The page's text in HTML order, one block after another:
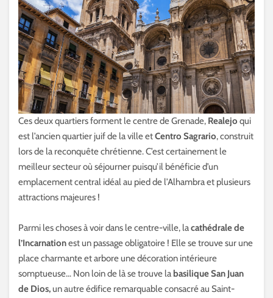
Ces deux quartiers forment le centre de Grenade, Realejo qui
est l’ancien quartier juif de la ville etCentro Sagrario, construit
lors de la reconquête chrétienne. C’est certainement le
meilleur secteur où séjourner puisqu’il bénéficie d’un
emplacement central idéal au pied de l’Alhambra et plusieurs
attractions majeures !
Parmi les choses à voir dans le centre-ville, lacathédrale de
l’Incarnationest un passage obligatoire ! Elle se trouve sur une
place charmante et arbore une décoration intérieure
somptueuse… Non loin de là se trouve la basilique San Juan
de Dios,un autre édifice remarquable consacré au Saint-